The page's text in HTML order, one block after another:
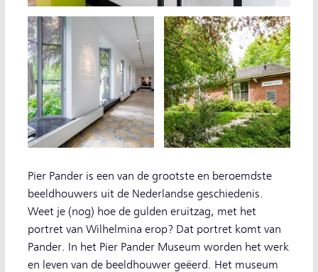
Pier Pander is een van de grootste en beroemdste
beeldhouwers uit de Nederlandse geschiedenis.
Weet je (nog) hoe de gulden eruitzag, met het
portret van Wilhelmina erop? Dat portret komt van
Pander. In het Pier Pander Museum worden het werk
en leven van de beeldhouwer geëerd. Het museum